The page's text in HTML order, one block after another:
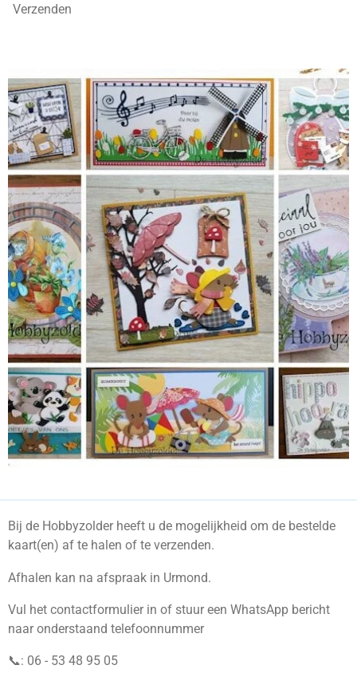
Verzenden
Bij de Hobbyzolder heeft u de mogelijkheid om de bestelde
kaart(en) af te halen of te verzenden.
Afhalen kan na afspraak in Urmond.
Vul het contactformulier in of stuur een WhatsApp bericht
naar onderstaand telefoonnummer
📞: 06 - 53 48 95 05